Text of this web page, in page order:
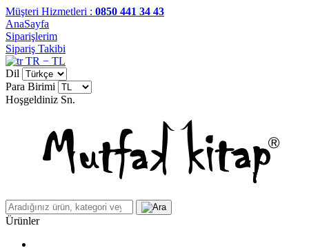
Müşteri Hizmetleri : 0850 441 34 43
AnaSayfa
Siparişlerim
Sipariş Takibi
TR − TL
Dil
Para Birimi
Hoşgeldiniz Sn.
Ürünler